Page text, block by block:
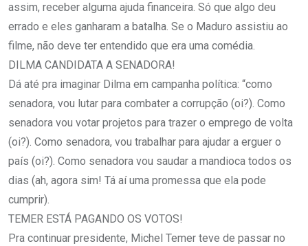
assim, receber alguma ajuda financeira. Só que algo deu
errado e eles ganharam a batalha. Se o Maduro assistiu ao
filme, não deve ter entendido que era uma comédia.
DILMA CANDIDATA A SENADORA!
Dá até pra imaginar Dilma em campanha política: “como
senadora, vou lutar para combater a corrupção (oi?). Como
senadora vou votar projetos para trazer o emprego de volta
(oi?). Como senadora, vou trabalhar para ajudar a erguer o
país (oi?). Como senadora vou saudar a mandioca todos os
dias (ah, agora sim! Tá aí uma promessa que ela pode
cumprir).
TEMER ESTÁ PAGANDO OS VOTOS!
Pra continuar presidente, Michel Temer teve de passar no